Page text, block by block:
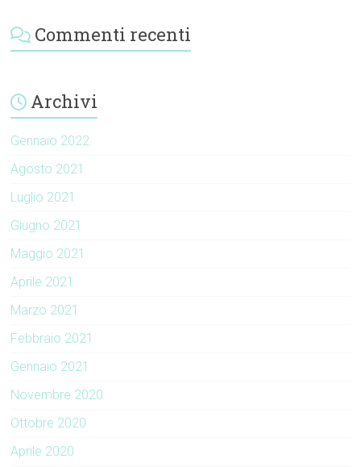
Commenti recenti
Archivi
Gennaio 2022
Agosto 2021
Luglio 2021
Giugno 2021
Maggio 2021
Aprile 2021
Marzo 2021
Febbraio 2021
Gennaio 2021
Novembre 2020
Ottobre 2020
Aprile 2020